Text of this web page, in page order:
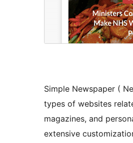
Simple Newspaper (
types of websites
magazines, and
extensive